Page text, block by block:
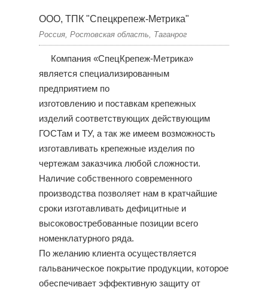
ООО, ТПК "Спецкрепеж-Метрика"
Россия, Ростовская область, Таганрог
Компания «СпецКрепеж-Метрика»
является специализированным
предприятием по
изготовлению и поставкам крепежных
изделий соответствующих действующим
ГОСТам и ТУ, а так же имеем возможность
изготавливать крепежные изделия по
чертежам заказчика любой сложности.
Наличие собственного современного
производства позволяет нам в кратчайшие
сроки изготавливать дефицитные и
высоковостребованные позиции всего
номенклатурного ряда.
По желанию клиента осуществляется
гальваническое покрытие продукции, которое
обеспечивает эффективную защиту от